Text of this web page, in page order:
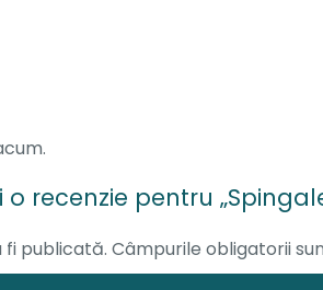
recenzie pentru
fi publicată. Câmpurile obligatorii